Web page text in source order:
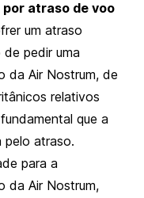
atraso de voo
um atraso
pedir uma
da Air Nostrum, de
relativos
que a
pelo atraso.
para a
da Air Nostrum,